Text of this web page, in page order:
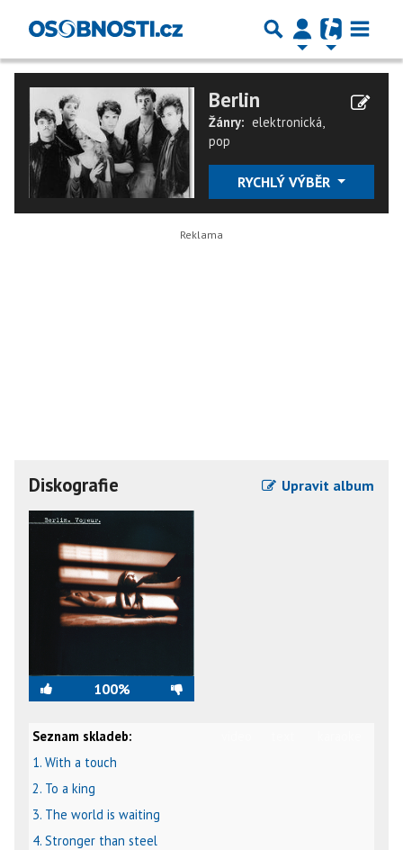
Berlin
Žánry: elektronická,
pop
RYCHLÝ VÝBĚR
Diskografie Upravit album
100%
Seznam skladeb:
1. With a touch
2. To a king
3. The world is waiting
4. Stronger than steel